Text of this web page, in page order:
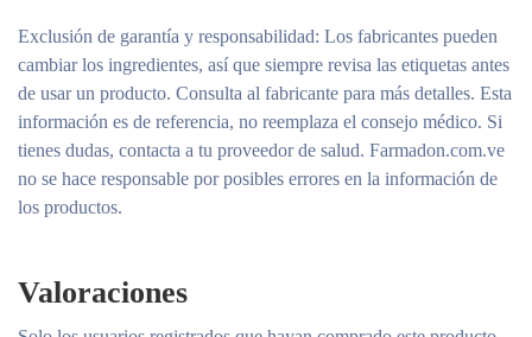
Exclusión de garantía y responsabilidad: Los fabricantes pueden
cambiar los ingredientes, así que siempre revisa las etiquetas antes
de usar un producto. Consulta al fabricante para más detalles. Esta
información es de referencia, no reemplaza el consejo médico. Si
tienes dudas, contacta a tu proveedor de salud. Farmadon.com.ve
no se hace responsable por posibles errores en la información de
los productos.
Valoraciones